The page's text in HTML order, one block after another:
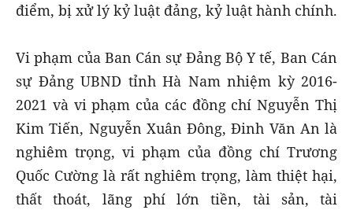
điểm, bị xử lý kỷ luật đảng, kỷ luật hành chính.
Vi phạm của Ban Cán sự Đảng Bộ Y tế, Ban Cán
sự Đảng UBND tỉnh Hà Nam nhiệm kỳ 2016-
2021 và vi phạm của các đồng chí Nguyễn Thị
Kim Tiến, Nguyễn Xuân Đông, Đinh Văn An là
nghiêm trọng, vi phạm của đồng chí Trương
Quốc Cường là rất nghiêm trọng, làm thiệt hại,
thất thoát, lãng phí lớn tiền, tài sản, tài